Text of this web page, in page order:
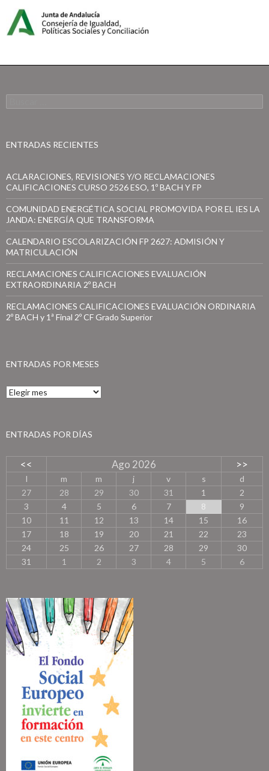
u
a
ENTRADAS RECIENTES
ACLARACIONES, REVISIONES Y/O RECLAMACIONES
CALIFICACIONES CURSO 2526 ESO, 1º BACH Y FP
COMUNIDAD ENERGÉTICA SOCIAL PROMOVIDA POR EL IES LA
JANDA: ENERGÍA QUE TRANSFORMA
CALENDARIO ESCOLARIZACIÓN FP 2627: ADMISIÓN Y
MATRICULACIÓN
RECLAMACIONES CALIFICACIONES EVALUACIÓN
EXTRAORDINARIA 2º BACH
RECLAMACIONES CALIFICACIONES EVALUACIÓN ORDINARIA
2º BACH y 1ª Final 2º CF Grado Superior
ENTRADAS POR MESES
E
a
a
o
r
e
s
ENTRADAS POR DÍAS
<< Ago 2026 >>
l m m j v s
d
27
28 29 30 31 1
2
3
4 5 6 7 8
9
10
11 12 13 14 15
16
17
18 19 20 21 22
23
24
25 26 27 28 29
30
31
1 2 3 4 5 6